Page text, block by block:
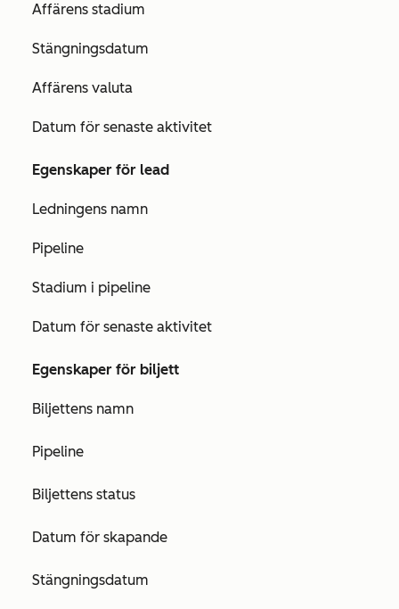
Affärens stadium
Stängningsdatum
Affärens valuta
Datum för senaste aktivitet
Egenskaper för lead
Ledningens namn
Pipeline
Stadium i pipeline
Datum för senaste aktivitet
Egenskaper för biljett
Biljettens namn
Pipeline
Biljettens status
Datum för skapande
Stängningsdatum